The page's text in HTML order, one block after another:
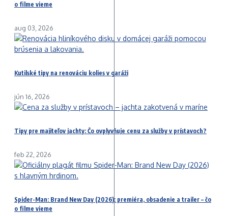
o filme vieme
aug 03, 2026
Kutilské tipy na renováciu kolies v garáži
jún 16, 2026
Tipy pre majiteľov jachty: Čo ovplyvňuje cenu za služby v prístavoch?
feb 22, 2026
Spider-Man: Brand New Day (2026): premiéra, obsadenie a trailer – čo
o filme vieme